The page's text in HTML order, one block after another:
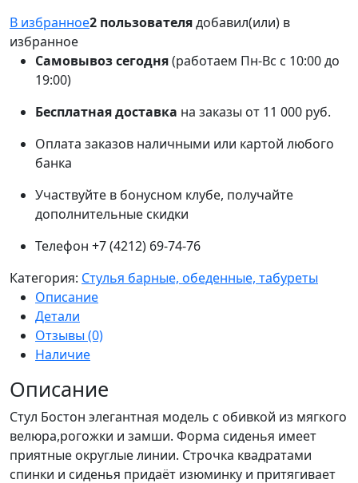
В избранное2 пользователядобавил(или) в
избранное
Самовывоз сегодня(работаем Пн-Вс с 10:00 до
19:00)
Бесплатная доставка на заказы от 11 000 руб.
Оплата заказов наличными или картой любого
банка
Участвуйте в бонусном клубе, получайте
дополнительные скидки
Телефон +7 (4212) 69-74-76
Категория: Стулья барные, обеденные, табуреты
Описание
Детали
Отзывы (0)
Наличие
Описание
Стул Бостон элегантная модель с обивкой из мягкого
велюра,рогожки и замши. Форма сиденья имеет
приятные округлые линии. Строчка квадратами
спинки и сиденья придаёт изюминку и притягивает